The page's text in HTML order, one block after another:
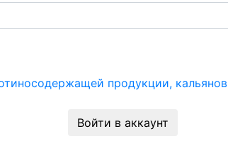
продукции, кальянов
Войти в аккаунт